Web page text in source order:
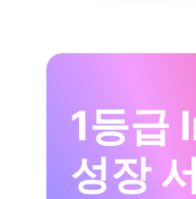
1등급
성장